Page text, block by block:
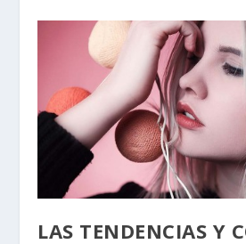
LAS TENDENCIAS Y